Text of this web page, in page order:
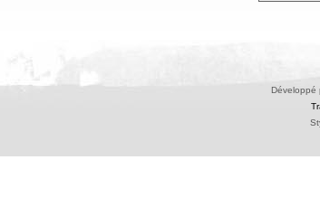
Développé